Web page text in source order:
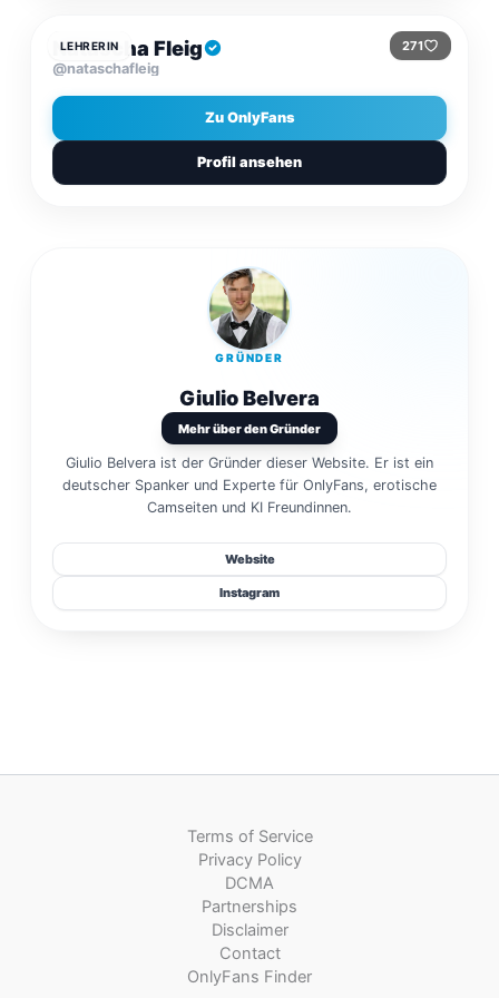
LEHRERIN 271
Natascha Fleig
@nataschafleig
Zu OnlyFans
Profil ansehen
GRÜNDER
Giulio Belvera
Mehr über den Gründer
Giulio Belvera ist der Gründer dieser Website. Er ist ein
deutscher Spanker und Experte für OnlyFans, erotische
Camseiten und KI Freundinnen.
Website
Instagram
Terms of Service
Privacy Policy
DCMA
Partnerships
Disclaimer
Contact
OnlyFans Finder